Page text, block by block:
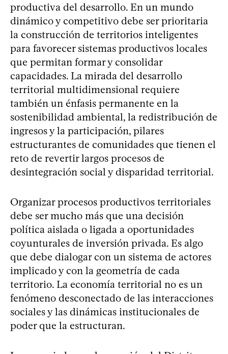
productiva del desarrollo. En un mundo
dinámico y competitivo debe ser prioritaria
la construcción de territorios inteligentes
para favorecer sistemas productivos locales
que permitan formar y consolidar
capacidades. La mirada del desarrollo
territorial multidimensional requiere
también un énfasis permanente en la
sostenibilidad ambiental, la redistribución de
ingresos y la participación, pilares
estructurantes de comunidades que tienen el
reto de revertir largos procesos de
desintegración social y disparidad territorial.
Organizar procesos productivos territoriales
debe ser mucho más que una decisión
política aislada o ligada a oportunidades
coyunturales de inversión privada. Es algo
que debe dialogar con un sistema de actores
implicado y con la geometría de cada
territorio. La economía territorial no es un
fenómeno desconectado de las interacciones
sociales y las dinámicas institucionales de
poder que la estructuran.